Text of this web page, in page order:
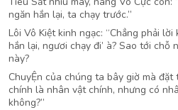
ngăn hắn lại, ta chạy trước.”
Lôi Vô Kiệt kinh ngạc: “Chẳng phải
hắn lại, ngươi chạy đi’ à? Sao tới
này?
ChuyỆn của chúng ta bây giờ mà
chính là nhân vật chính, nhưng có
không?”